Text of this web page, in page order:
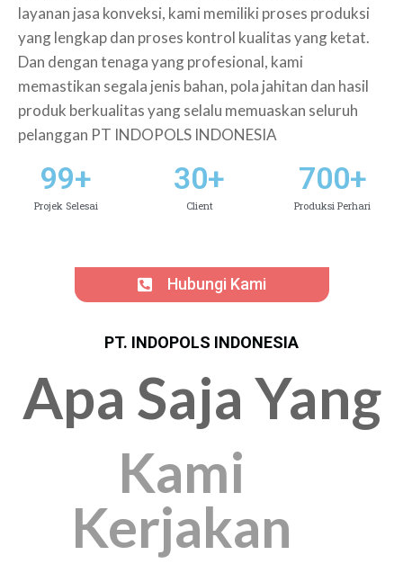
layanan jasa konveksi, kami memiliki proses produksi
yang lengkap dan proses kontrol kualitas yang ketat.
Dan dengan tenaga yang profesional, kami
memastikan segala jenis bahan, pola jahitan dan hasil
produk berkualitas yang selalu memuaskan seluruh
pelanggan PT INDOPOLS INDONESIA
Hubungi Kami
99+
Projek Selesai
30+
Client
700+
Produksi Perhari
PT. INDOPOLS INDONESIA
Apa Saja Yang
Kami
Kerjakan